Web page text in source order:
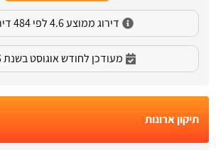
דירוג ממוצע 4.6 לפי 484 דירוגים
מעודכן לחודש אוגוסט בשנת 2026
תיקון ארונות